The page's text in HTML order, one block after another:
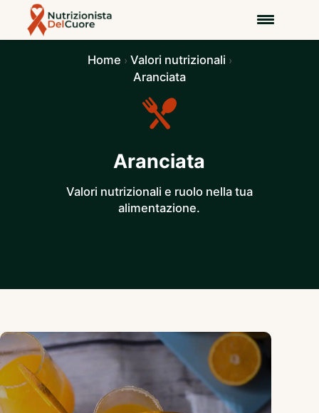
Home › Valori nutrizionali ›
Aranciata
Aranciata
Valori nutrizionali e ruolo nella tua
alimentazione.